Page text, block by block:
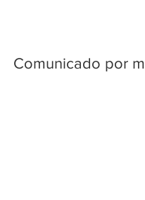
Comunicado por